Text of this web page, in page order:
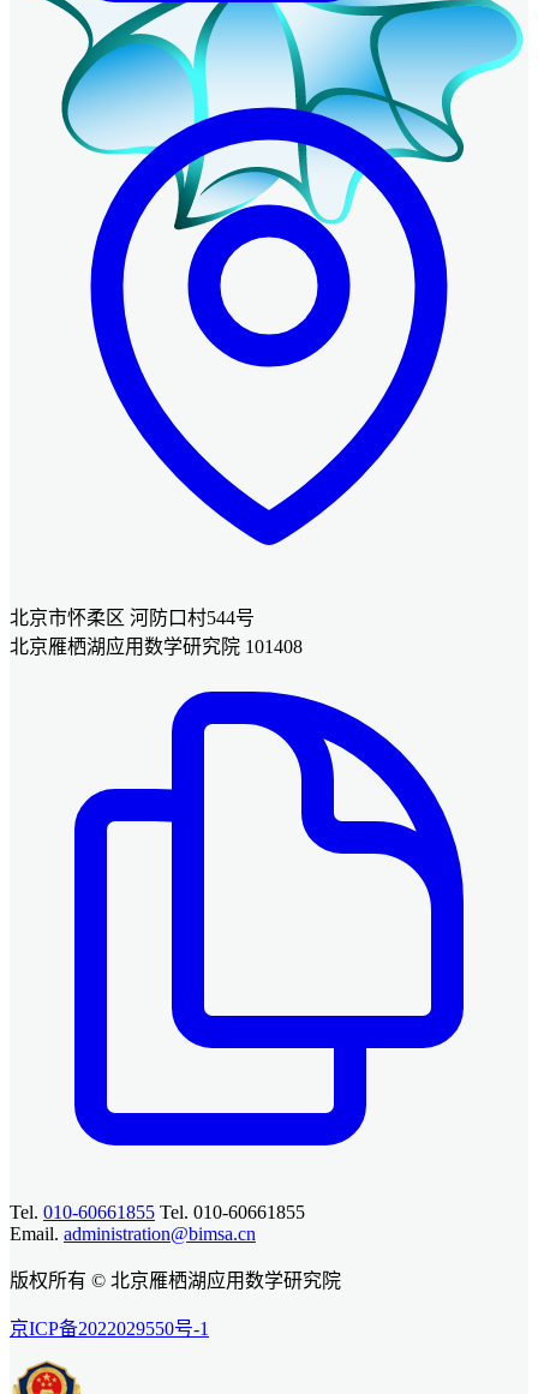
北京市怀柔区 河防口村544号
北京雁栖湖应用数学研究院 101408
Tel. 010-60661855 Tel. 010-60661855
Email. administration@bimsa.cn
版权所有 © 北京雁栖湖应用数学研究院
京ICP备2022029550号-1